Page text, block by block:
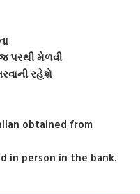
પરથી મેળવી
રહેશે
obtained from
in person in the bank.